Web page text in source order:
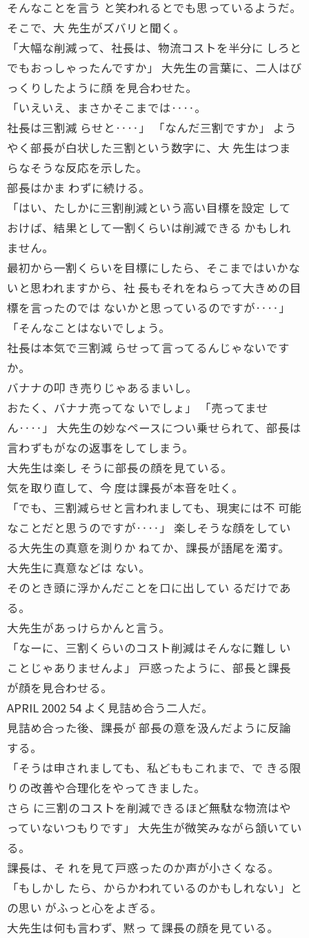
そんなことを言う と笑われるとでも思っているようだ。
そこで、大 先生がズバリと聞く。
「大幅な削減って、社長は、物流コストを半分に しろと
でもおっしゃったんですか」 大先生の言葉に、二人はび
っくりしたように顔 を見合わせた。
「いえいえ、まさかそこまでは‥‥。
社長は三割減 らせと‥‥」 「なんだ三割ですか」 よう
やく部長が白状した三割という数字に、大 先生はつま
らなそうな反応を示した。
部長はかま わずに続ける。
「はい、たしかに三割削減という高い目標を設定 して
おけば、結果として一割くらいは削減できる かもしれ
ません。
最初から一割くらいを目標にしたら、そこまではいかな
いと思われますから、社 長もそれをねらって大きめの目
標を言ったのでは ないかと思っているのですが‥‥」
「そんなことはないでしょう。
社長は本気で三割減 らせって言ってるんじゃないです
か。
バナナの叩 き売りじゃあるまいし。
おたく、バナナ売ってな いでしょ」 「売ってませ
ん‥‥」 大先生の妙なペースについ乗せられて、部長は
言わずもがなの返事をしてしまう。
大先生は楽し そうに部長の顔を見ている。
気を取り直して、今 度は課長が本音を吐く。
「でも、三割減らせと言われましても、現実には不 可能
なことだと思うのですが‥‥」 楽しそうな顔をしてい
る大先生の真意を測りか ねてか、課長が語尾を濁す。
大先生に真意などは ない。
そのとき頭に浮かんだことを口に出してい るだけであ
る。
大先生があっけらかんと言う。
「なーに、三割くらいのコスト削減はそんなに難し い
ことじゃありませんよ」 戸惑ったように、部長と課長
が顔を見合わせる。
APRIL 2002 54 よく見詰め合う二人だ。
見詰め合った後、課長が 部長の意を汲んだように反論
する。
「そうは申されましても、私どももこれまで、で きる限
りの改善や合理化をやってきました。
さら に三割のコストを削減できるほど無駄な物流はや
っていないつもりです」 大先生が微笑みながら頷いてい
る。
課長は、そ れを見て戸惑ったのか声が小さくなる。
「もしかし たら、からかわれているのかもしれない」と
の思い がふっと心をよぎる。
大先生は何も言わず、黙っ て課長の顔を見ている。